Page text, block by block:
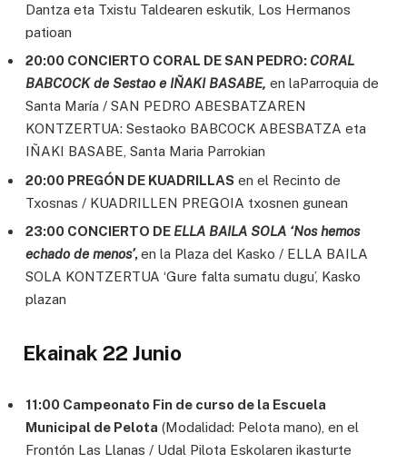
Dantza eta Txistu Taldearen eskutik, Los Hermanos
patioan
20:00 CONCIERTO CORAL DE SAN PEDRO: CORAL
BABCOCK de Sestao e IÑAKI BASABE, en laParroquia de
Santa María / SAN PEDRO ABESBATZAREN
KONTZERTUA: Sestaoko BABCOCK ABESBATZA eta
IÑAKI BASABE, Santa Maria Parrokian
20:00 PREGÓN DE KUADRILLAS en el Recinto de
Txosnas / KUADRILLEN PREGOIA txosnen gunean
23:00 CONCIERTO DE ELLA BAILA SOLA ‘Nos hemos
echado de menos’,en la Plaza del Kasko / ELLA BAILA
SOLA KONTZERTUA ‘Gure falta sumatu dugu’, Kasko
plazan
Ekainak 22 Junio
11:00 Campeonato Fin de curso de la Escuela
Municipal de Pelota (Modalidad: Pelota mano), en el
Frontón Las Llanas / Udal Pilota Eskolaren ikasturte